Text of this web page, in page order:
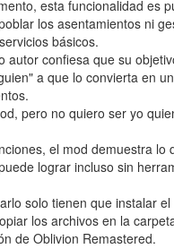
esta funcionalidad es
los asentamientos ni
básicos.
autor confiesa que su
a que lo convierta en
pero no quiero ser yo
el mod demuestra lo
lograr incluso sin
solo tienen que instalar
los archivos en la
de Oblivion Remastered.